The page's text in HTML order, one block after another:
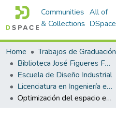
Communities
& Collections
All of
DSpace
Home
Trabajos de Graduación
Biblioteca José Figueres Ferrer
Escuela de Diseño Industrial
Licenciatura en Ingeniería en Diseño Industrial
Optimización del espacio en dormitorios de hogares de tamaño reducido mediante el diseño de mobiliario